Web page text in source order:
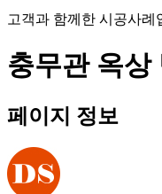
고객과 함께한 시공사례
충무관 옥상
페이지 정보